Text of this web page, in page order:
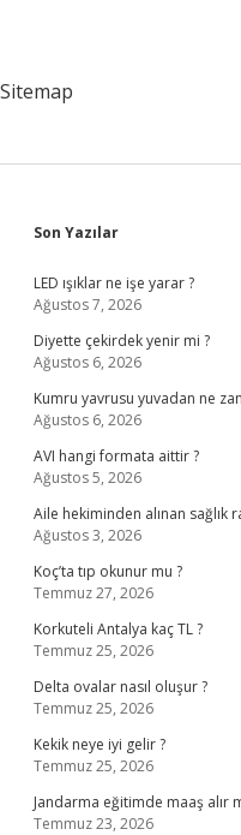
Sitemap
Sidebar
Son Yazılar
LED ışıklar ne işe yarar ?
Ağustos 7, 2026
Diyette çekirdek yenir mi ?
Ağustos 6, 2026
Kumru yavrusu yuvadan ne
Ağustos 6, 2026
AVI hangi formata aittir ?
Ağustos 5, 2026
Aile hekiminden alınan sağlık
Ağustos 3, 2026
Koç’ta tıp okunur mu ?
Temmuz 27, 2026
Korkuteli Antalya kaç TL ?
Temmuz 25, 2026
Delta ovalar nasıl oluşur ?
Temmuz 25, 2026
Kekik neye iyi gelir ?
Temmuz 25, 2026
Jandarma eğitimde maaş alır
Temmuz 23, 2026